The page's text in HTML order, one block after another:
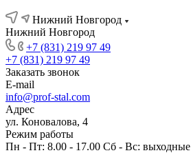
Нижний Новгород
Нижний Новгород
+7 (831) 219 97 49
+7 (831) 219 97 49
Заказать звонок
E-mail
info@prof-stal.com
Адрес
ул. Коновалова, 4
Режим работы
Пн - Пт: 8.00 - 17.00 Сб - Вс: выходные